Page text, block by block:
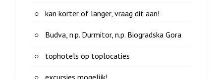
kan korter of langer, vraag dit aan!
Budva, n.p. Durmitor, n.p. Biogradska Gora
tophotels op toplocaties